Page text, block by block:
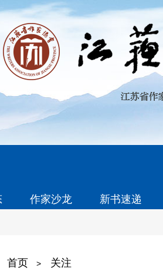
作家沙龙 新书速递
首页 > 关注